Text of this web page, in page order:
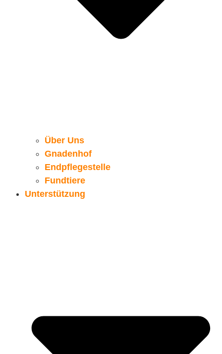
Über Uns
Gnadenhof
Endpflegestelle
Fundtiere
Unterstützung